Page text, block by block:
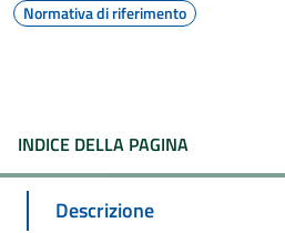
Normativa di riferimento
INDICE DELLA PAGINA
Descrizione